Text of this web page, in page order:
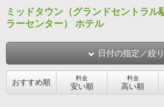
ミッドタウン（グランドセントラル
ラーセンター） ホテル
日付の指定／絞
おすすめ順 料金
安い順
料金
高い順